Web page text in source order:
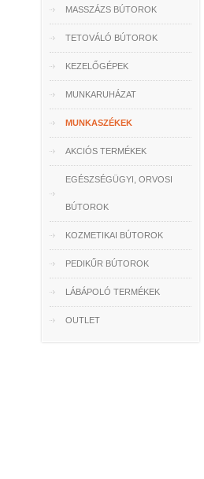
MASSZÁZS BÚTOROK
TETOVÁLÓ BÚTOROK
KEZELŐGÉPEK
MUNKARUHÁZAT
MUNKASZÉKEK
AKCIÓS TERMÉKEK
EGÉSZSÉGÜGYI, ORVOSI
BÚTOROK
KOZMETIKAI BÚTOROK
PEDIKŰR BÚTOROK
LÁBÁPOLÓ TERMÉKEK
OUTLET